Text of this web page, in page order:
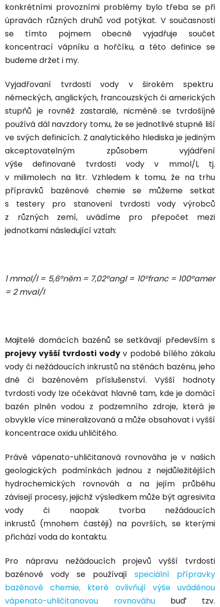
konkrétními provozními problémy bylo třeba se při
úpravách různých druhů vod potýkat. V současnosti
se tímto pojmem obecně vyjadřuje součet
koncentrací vápníku a hořčíku, a této definice se
budeme držet i my.
Vyjadřovaní tvrdosti vody v širokém spektru
německých, anglických, francouzských či amerických
stupňů je rovněž zastaralé, nicméně se tvrdošíjně
používá dál navzdory tomu, že se jednotlivé stupně liší
ve svých definicích. Z analytického hlediska je jediným
akceptovatelným způsobem vyjádření
výšedefinované tvrdosti vody v mmol/l, tj.
v milimolech na litr. Vzhledem k tomu, že na trhu
přípravků bazénové chemie se můžeme setkat
s testery pro stanovení tvrdosti vody výrobců
z různých zemí, uvádíme pro přepočet mezi
jednotkami následující vztah:
1 mmol/l = 5,6°něm = 7,02°angl = 10°franc = 100°amer
= 2 mval/l
Majitelé domácích bazénů se setkávají především s
projevy vyšší tvrdosti vody v podobě bílého zákalu
vody či nežádoucích inkrustů na stěnách bazénu, jeho
dně či bazénovém příslušenství. Vyšší hodnoty
tvrdosti vody lze očekávat hlavně tam, kde je domácí
bazén plněn vodou z podzemního zdroje, která je
obvykle více mineralizovaná a může obsahovat i vyšší
koncentrace oxidu uhličitého.
Právě vápenato-uhličitanová rovnováha je v našich
geologických podmínkách jednou z nejdůležitějších
hydrochemických rovnováh a na jejím průběhu
závisejí procesy, jejichž výsledkem může být agresivita
vody či naopaktvorba nežádoucích
inkrustů (mnohem častěji) na površích, se kterými
přichází voda do kontaktu.
Pro nápravu nežádoucích projevů vyšší tvrdosti
bazénové vody se používají speciální přípravky
bazénové chemie, které ovlivňují výše uváděnou
vápenato-uhličitanovou rovnováhubuď tzv.